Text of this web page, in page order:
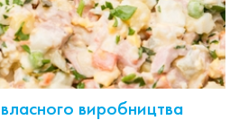
виробництва